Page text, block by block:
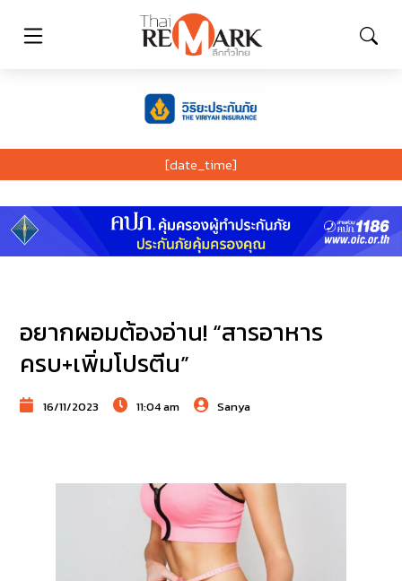
[date_time]
อยากผอมต้องอ่าน! “สารอาหาร
ครบ+เพิ่มโปรตีน”
16/11/2023 11:04 am Sanya